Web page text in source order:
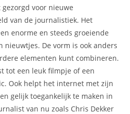
voor nieuwe
van de journalistiek. Het
enorme en steeds groeiende
nieuwtjes. De vorm is ook anders
elementen kunt combineren.
tot een leuk filmpje of een
Ook helpt het internet met zijn
gelijk toegankelijk te maken in
van nu zoals Chris Dekker